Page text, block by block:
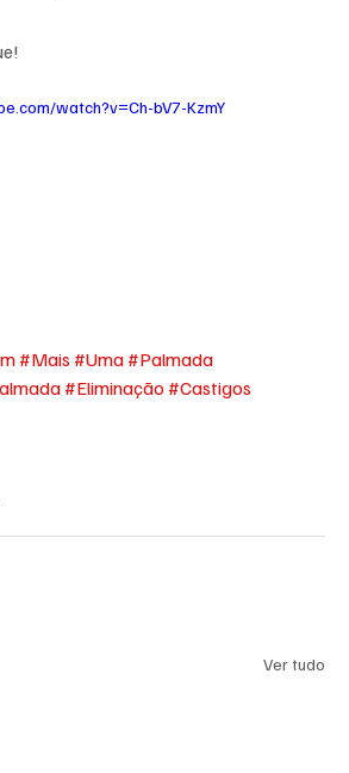
watch?v=Ch-bV7-KzmY
#Mais #Uma #Palmada
#Eliminação #Castigos
Ver tudo